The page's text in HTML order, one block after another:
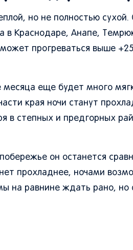
но не полностью
Краснодаре, Анапе,
прогреваться выше
еще будет много
края ночи станут
в степных и предгорных
он останется
прохладнее, ночами
на равнине ждать рано,